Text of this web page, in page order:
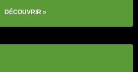
DÉCOUVRIR »